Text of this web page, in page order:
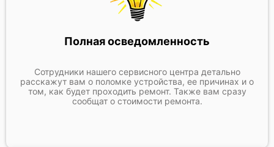
Fujitsu Primergy RX2530 M5
Полная осведомленность
Сотрудники нашего сервисного центра детально
расскажут вам о поломке устройства, ее причинах и о
том, как будет проходить ремонт. Также вам сразу
сообщат о стоимости ремонта.